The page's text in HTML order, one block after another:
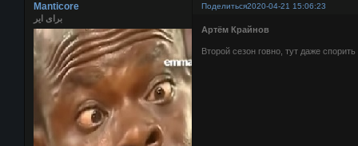
Поделиться2020-04-21 15:06:23
Manticore
برای ایر
Артём Крайнов
Второй сезон говно, тут даже